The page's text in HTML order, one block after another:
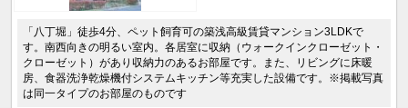
「八丁堀」徒歩4分、ペット飼育可の築浅高級賃貸マンション3LDKで
す。南西向きの明るい室内。各居室に収納（ウォークインクローゼット・
クローゼット）があり収納力のあるお部屋です。また、リビングに床暖
房、食器洗浄乾燥機付システムキッチン等充実した設備です。※掲載写真
は同一タイプのお部屋のものです